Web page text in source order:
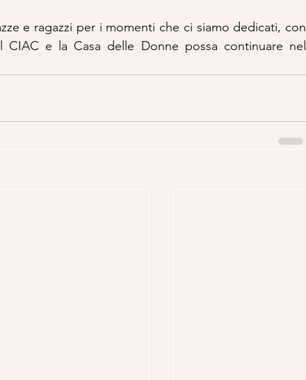
e ragazzi per i momenti che ci siamo dedicati, con
e la Casa delle Donne possa continuare nel